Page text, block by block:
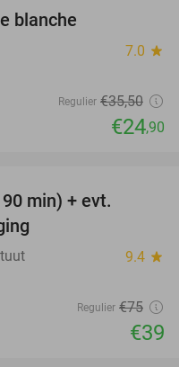
blanche
7.0 star
Regulier €35,50
€24,90
min) + evt.
9.4 star
Regulier €75
€39